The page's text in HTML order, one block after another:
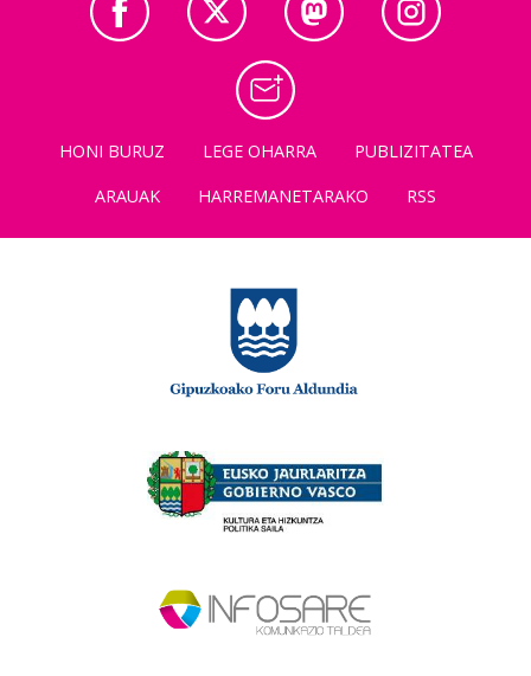
HONI BURUZ LEGE OHARRA
PUBLIZITATEA
ARAUAK
HARREMANETARAKO RSS